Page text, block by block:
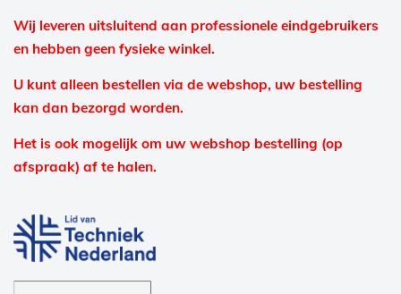
Wij leveren uitsluitend aan professionele eindgebruikers
en hebben geen fysieke winkel.
U kunt alleen bestellen via de webshop, uw bestelling
kan dan bezorgd worden.
Het is ook mogelijk om uw webshop bestelling (op
afspraak) af te halen.